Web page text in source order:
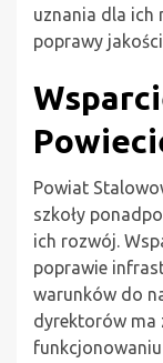
uznania dla ich
poprawy
Powiat
szkoły
ich rozwój.
poprawie
warunków do
dyrektorów ma